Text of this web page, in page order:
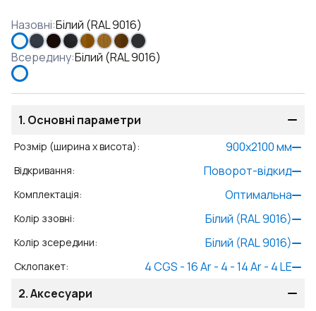
Назовні:Білий (RAL 9016)
Всередину:Білий (RAL 9016)
1. Основні параметри
Розмір (ширина x висота): 900x2100мм
Відкривання: Поворот-відкид
Комплектація: Оптимальна
Колір ззовні: Білий (RAL 9016)
Колір зсередини: Білий (RAL 9016)
Склопакет:
4 CGS - 16 Ar - 4 - 14 Ar - 4 LE
2.Аксесуари